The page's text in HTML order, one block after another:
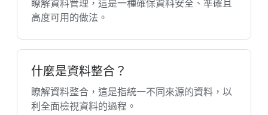
瞭解資料管理，這是一種確保資料安全、準確且
高度可用的做法。
什麼是資料整合？
瞭解資料整合，這是指統一不同來源的資料，以
利全面檢視資料的過程。